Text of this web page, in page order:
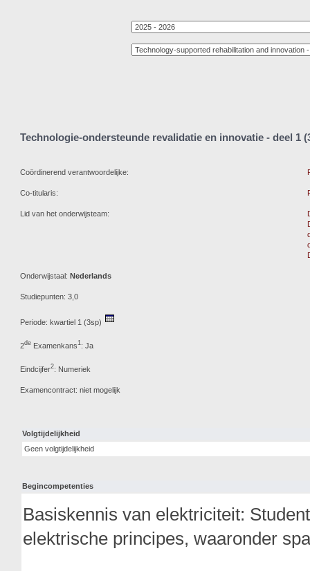
Technologie-ondersteunde revalidatie en innovatie - deel 1
Coördinerend verantwoordelijke:
Co-titularis:
Lid van het onderwijsteam:
Onderwijstaal: Nederlands
Studiepunten: 3,0
Periode: kwartiel 1 (3sp)
2de Examenkans1: Ja
Eindcijfer2: Numeriek
Examencontract: niet mogelijk
Volgtijdelijkheid
Geen volgtijdelijkheid
Begincompetenties
Basiskennis van elektriciteit:
elektrische principes, waaronder